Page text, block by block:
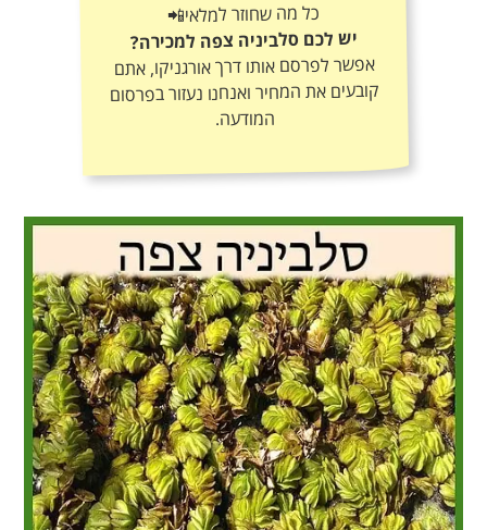
כל מה שחוזר למלאי📲
יש לכם סלביניה צפה למכירה?
אפשר לפרסם אותו דרך אורגניקו, אתם
קובעים את המחיר ואנחנו נעזור בפרסום
המודעה.